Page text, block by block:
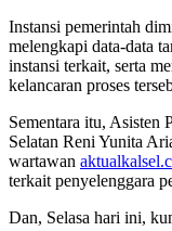
Instansi pemerintah
melengkapi data-data
instansi terkait, serta
kelancaran proses
Sementara itu, Asisten
Selatan Reni Yunita
wartawan
terkait penyelenggara
Dan, Selasa hari ini,